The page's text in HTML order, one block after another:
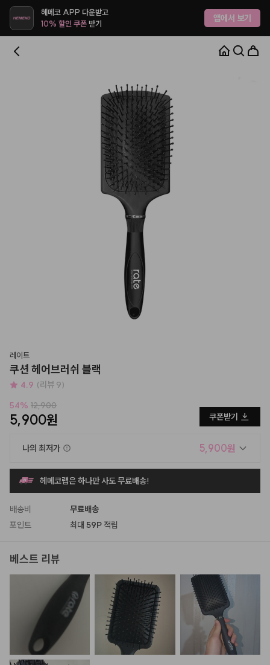
헤메코 APP 다운받고
10% 할인 쿠폰받기 앱에서 보기
레이트
쿠션 헤어브러쉬 블랙
4.9 (리뷰 9)
54% 12,900
5,900원 쿠폰받기
나의 최저가 5,900원
헤메코랩은 하나만 사도 무료배송!
배송비
무료배송
포인트
최대 59P 적립
베스트 리뷰